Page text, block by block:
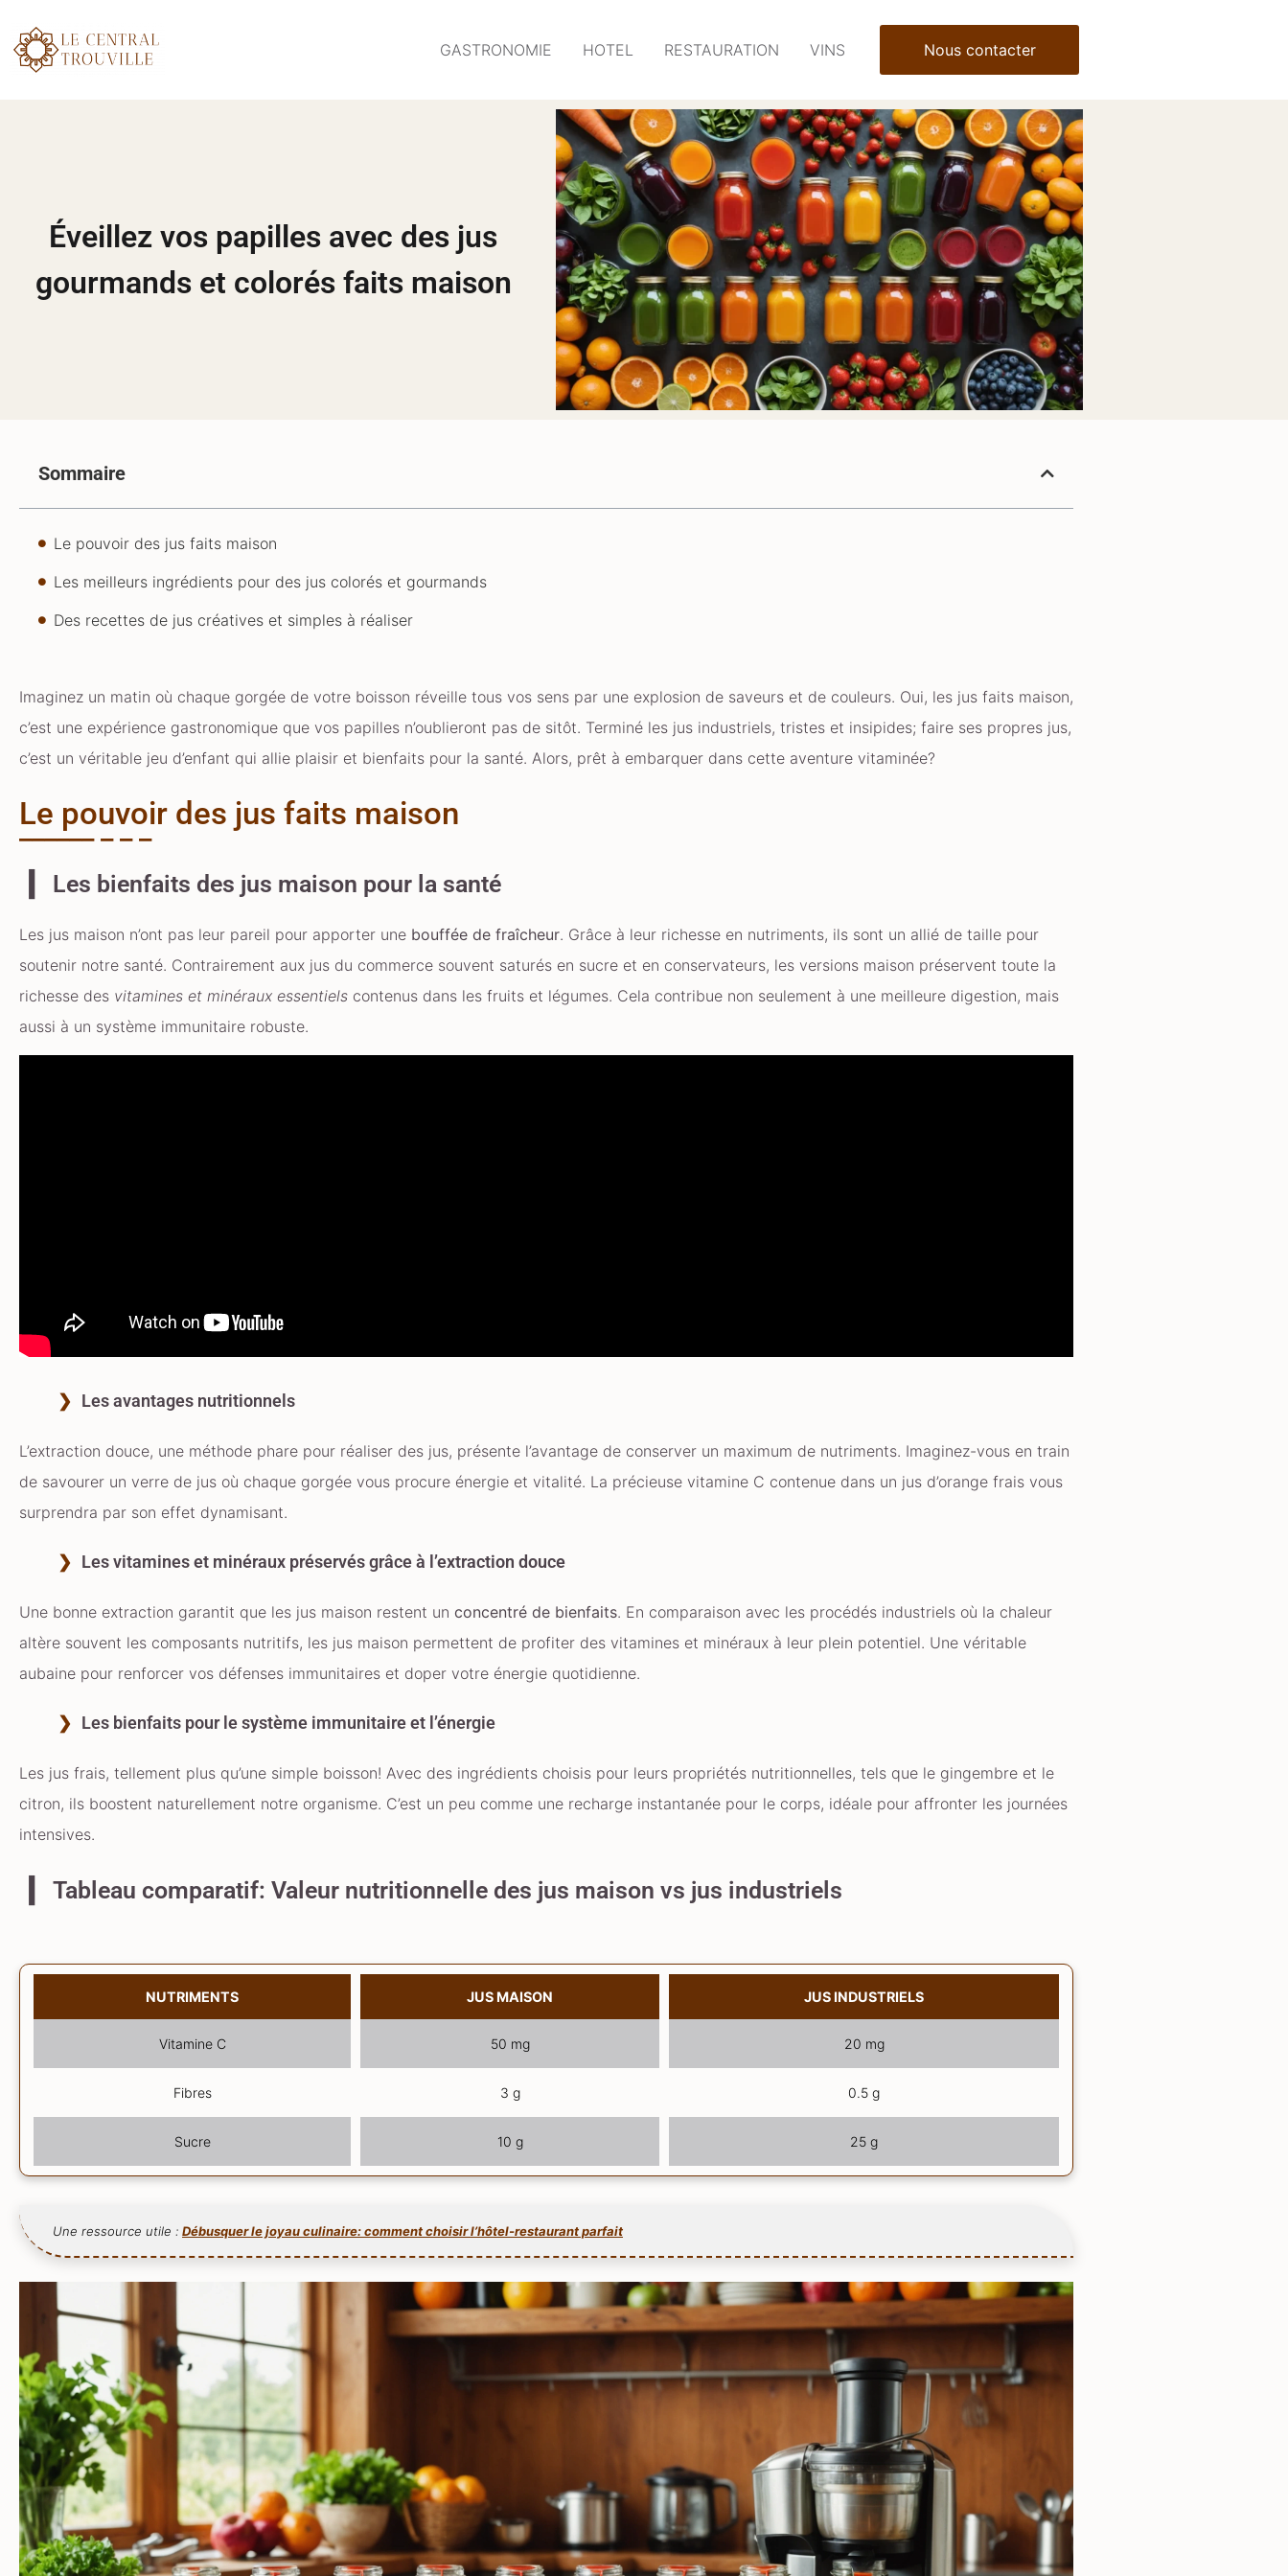
GASTRONOMIE HOTEL RESTAURATION VINS Nous contacter
Éveillez vos papilles avec des jus
gourmands et colorés faits maison
Sommaire
Le pouvoir des jus faits maison
Les meilleurs ingrédients pour des jus colorés et gourmands
Des recettes de jus créatives et simples à réaliser
Imaginez un matin où chaque gorgée de votre boisson réveille tous vos sens par une explosion de saveurs et de couleurs. Oui, les jus faits maison,
c’est une expérience gastronomique que vos papilles n’oublieront pas de sitôt. Terminé les jus industriels, tristes et insipides; faire ses propres jus,
c’est un véritable jeu d’enfant qui allie plaisir et bienfaits pour la santé. Alors, prêt à embarquer dans cette aventure vitaminée?
Le pouvoir des jus faits maison
Les bienfaits des jus maison pour la santé
Les jus maison n’ont pas leur pareil pour apporter une bouffée de fraîcheur. Grâce à leur richesse en nutriments, ils sont un allié de taille pour
soutenir notre santé. Contrairement aux jus du commerce souvent saturés en sucre et en conservateurs, les versions maison préservent toute la
richesse des vitamines et minéraux essentiels contenus dans les fruits et légumes. Cela contribue non seulement à une meilleure digestion, mais
aussi à un système immunitaire robuste.
Les avantages nutritionnels
L’extraction douce, une méthode phare pour réaliser des jus, présente l’avantage de conserver un maximum de nutriments. Imaginez-vous en train
de savourer un verre de jus où chaque gorgée vous procure énergie et vitalité. La précieuse vitamine C contenue dans un jus d’orange frais vous
surprendra par son effet dynamisant.
Les vitamines et minéraux préservés grâce à l’extraction douce
Une bonne extraction garantit que les jus maison restent un concentré de bienfaits. En comparaison avec les procédés industriels où la chaleur
altère souvent les composants nutritifs, les jus maison permettent de profiter des vitamines et minéraux à leur plein potentiel. Une véritable
aubaine pour renforcer vos défenses immunitaires et doper votre énergie quotidienne.
Les bienfaits pour le système immunitaire et l’énergie
Les jus frais, tellement plus qu’une simple boisson! Avec des ingrédients choisis pour leurs propriétés nutritionnelles, tels que le gingembre et le
citron, ils boostent naturellement notre organisme. C’est un peu comme une recharge instantanée pour le corps, idéale pour affronter les journées
intensives.
Tableau comparatif: Valeur nutritionnelle des jus maison vs jus industriels
NUTRIMENTS JUS MAISON JUS INDUSTRIELS
Vitamine C 50 mg 20 mg
Fibres 3 g 0.5 g
Sucre 10 g 25 g
Une ressource utile : Débusquer le joyau culinaire: comment choisir l’hôtel-restaurant parfait